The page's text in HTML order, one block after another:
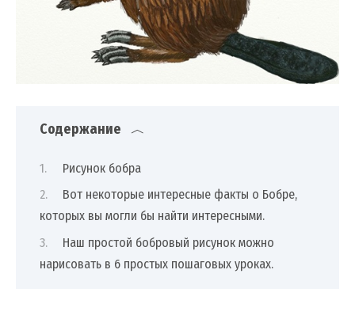
Содержание
Рисунок бобра
Вот некоторые интересные факты о Бобре,
которых вы могли бы найти интересными.
Наш простой бобровый рисунок можно
нарисовать в 6 простых пошаговых уроках.